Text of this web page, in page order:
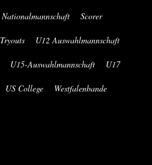
Nationalmannschaft Scorer
Tryouts U12 Auswahlmannschaft
U15-Auswahlmannschaft U17
US College Westfalenbande